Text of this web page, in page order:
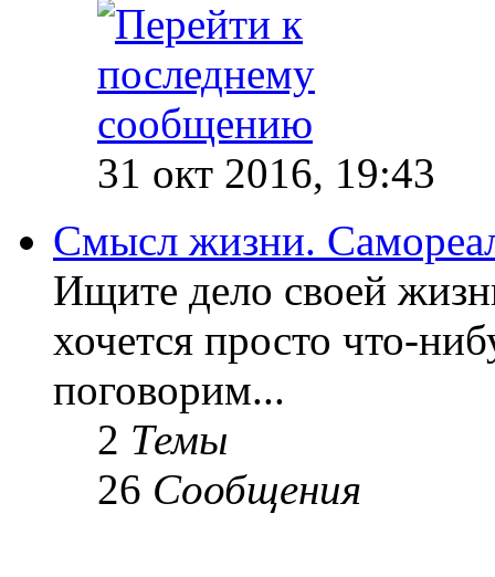
31 окт 2016, 19:43
Смысл жизни.
Ищите дело своей
хочется просто что-
поговорим...
2 Темы
26 Сообщения